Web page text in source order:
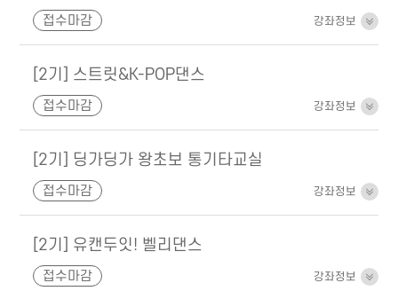
접수마감 강좌정보
[2기] 스트릿&K-POP댄스
접수마감 강좌정보
[2기] 딩가딩가 왕초보 통기타교실
접수마감 강좌정보
[2기] 유캔두잇! 벨리댄스
접수마감 강좌정보